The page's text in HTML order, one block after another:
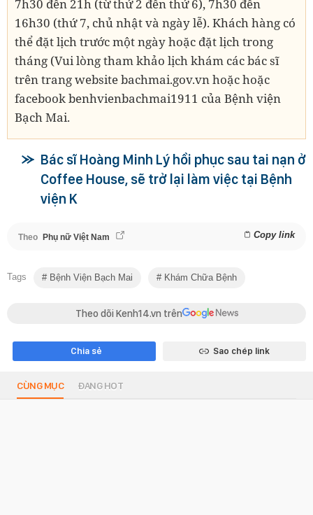
7h30 đến 21h (từ thứ 2 đến thứ 6), 7h30 đến
16h30 (thứ 7, chủ nhật và ngày lễ). Khách hàng có
thể đặt lịch trước một ngày hoặc đặt lịch trong
tháng (Vui lòng tham khảo lịch khám các bác sĩ
trên trang website bachmai.gov.vn hoặc hoặc
facebook benhvienbachmai1911 của Bệnh viện
Bạch Mai.
Bác sĩ Hoàng Minh Lý hồi phục sau tai nạn ở
Coffee House, sẽ trở lại làm việc tại Bệnh
viện K
Theo Phụ nữ Việt Nam Copy link
Tags Bệnh Viện Bạch Mai Khám Chữa Bệnh
Theo dõi Kenh14.vn trên
Chia sẻ Sao chép link
CÙNG MỤC ĐANG HOT